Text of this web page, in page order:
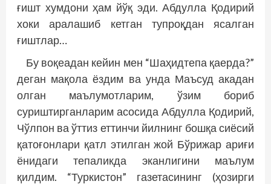
ғишт хумдони ҳам йўқ эди. Абдулла Қодирий
хоки аралашиб кетган тупроқдан ясалган
ғиштлар…
Бу воқеадан кейин мен “Шаҳидтепа қаерда?”
деган мақола ёздим ва унда Маъсуд акадан
олган маълумотларим, ўзим бориб
суриштирганларим асосида Абдулла Қодирий,
Чўлпон ва ўттиз еттинчи йилнинг бош­қа сиёсий
қатоғонлари қатл этилган жой Бўрижар ариғи
ёнидаги тепаликда эканлигини маълум
қилдим. “Туркистон” газетасининг (ҳозирги